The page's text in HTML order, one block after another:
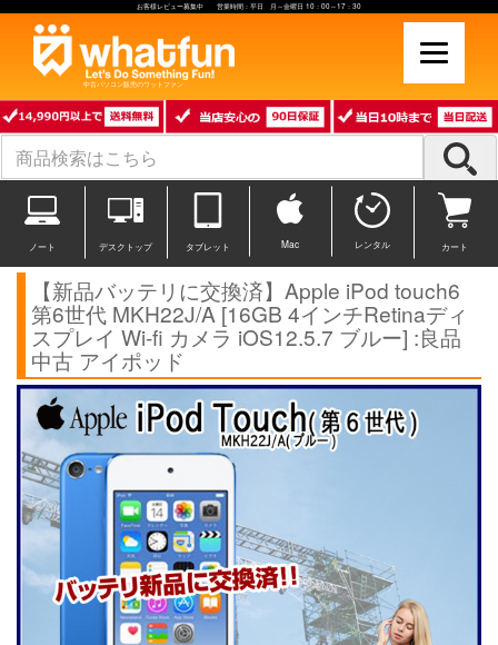
お客様レビュー募集中 営業時間：平日 月～金曜日 10：00～17：30
中古パソコン販売のワットファン
ノート デスクトップ タブレット Mac レンタル カート
【新品バッテリに交換済】Apple iPod touch6
第6世代 MKH22J/A [16GB 4インチRetinaディ
スプレイ Wi-fi カメラ iOS12.5.7 ブルー] :良品
中古 アイポッド